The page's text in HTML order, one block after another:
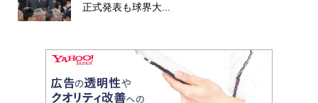
正式発表も球界大...